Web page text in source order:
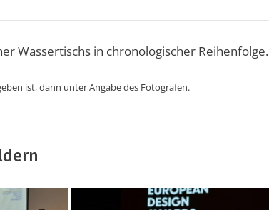
Wassertischs in chronologischer Reihenfolge.
ist, dann unter Angabe des Fotografen.